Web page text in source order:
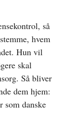
så
hvem
Hun vil
skal
Så bliver
dem hjem:
som danske